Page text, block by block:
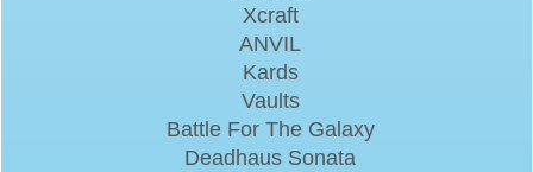
Xcraft
ANVIL
Kards
Vaults
Battle For The Galaxy
Deadhaus Sonata